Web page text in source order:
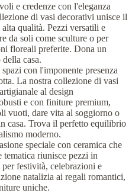
e credenze con l'eleganza
di vasi decorativi unisce il
qualità. Pezzi versatili e
da soli come sculture o per
floreali preferite. Dona un
casa.
con l'imponente presenza
La nostra collezione di vasi
al design
e con finiture premium,
vuoti, dare vita al soggiorno o
casa. Trova il perfetto equilibrio
moderno.
speciale con ceramica che
riunisce pezzi in
per festività, celebrazioni e
natalizia ai regali romantici,
uniche.